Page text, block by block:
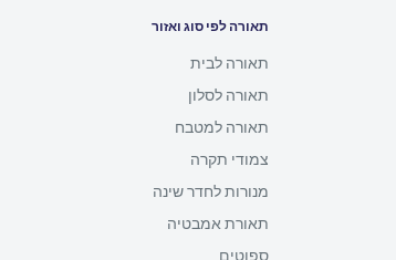
תאורה לפי סוג ואזור
תאורה לבית
תאורה לסלון
תאורה למטבח
צמודי תקרה
מנורות לחדר שינה
תאורת אמבטיה
ספוטים